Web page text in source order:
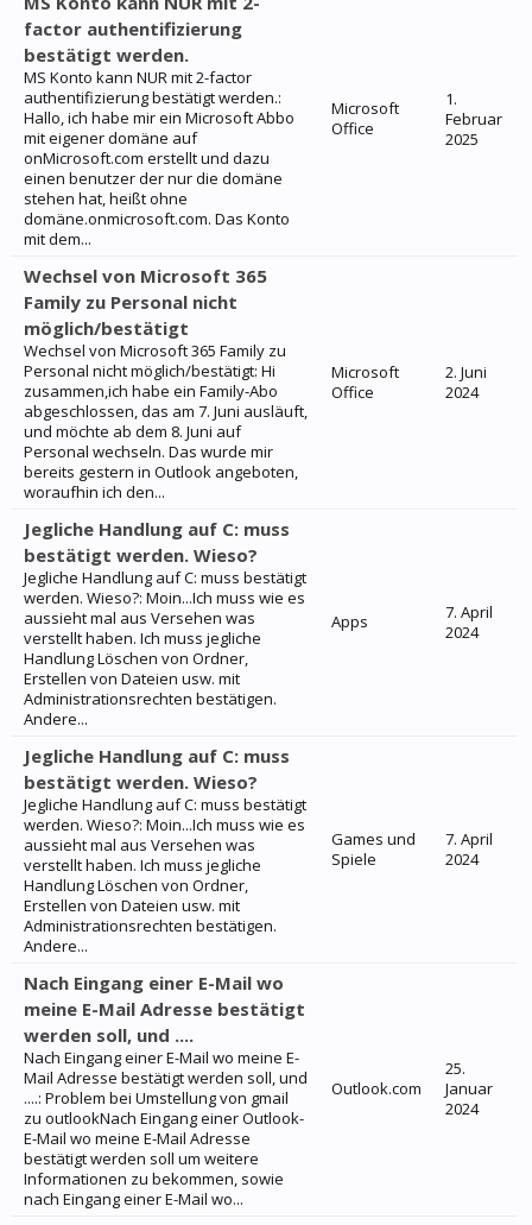
factor authentifizierung
bestätigt werden.
MS Konto kann NUR mit 2-factor
authentifizierung bestätigt werden.:
Hallo, ich habe mir ein Microsoft Abbo
mit eigener domäne auf
onMicrosoft.com erstellt und dazu
einen benutzer der nur die domäne
stehen hat, heißt ohne
domäne.onmicrosoft.com. Das Konto
mit dem...
Microsoft
Office
1.
Februar
2025
Wechsel von Microsoft 365
Family zu Personal nicht
möglich/bestätigt
Wechsel von Microsoft 365 Family zu
Personal nicht möglich/bestätigt: Hi
zusammen,ich habe ein Family-Abo
abgeschlossen, das am 7. Juni ausläuft,
und möchte ab dem 8. Juni auf
Personal wechseln. Das wurde mir
bereits gestern in Outlook angeboten,
woraufhin ich den...
Microsoft
Office
2. Juni
2024
Jegliche Handlung auf C: muss
bestätigt werden. Wieso?
Jegliche Handlung auf C: muss bestätigt
werden. Wieso?: Moin...Ich muss wie es
aussieht mal aus Versehen was
verstellt haben. Ich muss jegliche
Handlung Löschen von Ordner,
Erstellen von Dateien usw. mit
Administrationsrechten bestätigen.
Andere...
Apps
7. April
2024
Jegliche Handlung auf C: muss
bestätigt werden. Wieso?
Jegliche Handlung auf C: muss bestätigt
werden. Wieso?: Moin...Ich muss wie es
aussieht mal aus Versehen was
verstellt haben. Ich muss jegliche
Handlung Löschen von Ordner,
Erstellen von Dateien usw. mit
Administrationsrechten bestätigen.
Andere...
Games und
Spiele
7. April
2024
Nach Eingang einer E-Mail wo
meine E-Mail Adresse bestätigt
werden soll, und ....
Nach Eingang einer E-Mail wo meine E-
Mail Adresse bestätigt werden soll, und
....: Problem bei Umstellung von gmail
zu outlookNach Eingang einer Outlook-
E-Mail wo meine E-Mail Adresse
bestätigt werden soll um weitere
Informationen zu bekommen, sowie
nach Eingang einer E-Mail wo...
Outlook.com
25.
Januar
2024